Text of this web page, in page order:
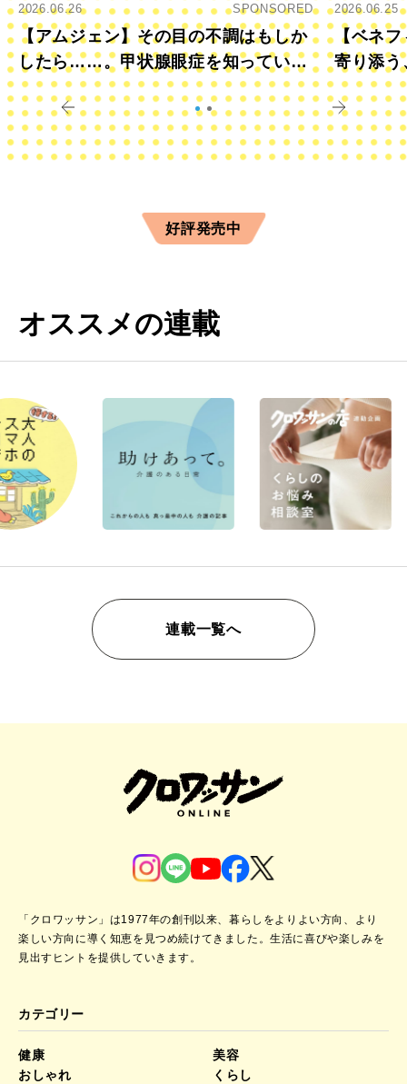
2026.06.26 SPONSORED
【アムジェン】その目の不調はもしか
したら……。甲状腺眼症を知っていま
すか？
2026.06.25
【ベネフ
寄り添う
きに
好評発売中
オススメの連載
連載一覧へ
「クロワッサン」は1977年の創刊以来、暮らしをよりよい方向、より
楽しい方向に導く知恵を見つめ続けてきました。生活に喜びや楽しみを
見出すヒントを提供していきます。
カテゴリー
健康
美容
おしゃれ
くらし